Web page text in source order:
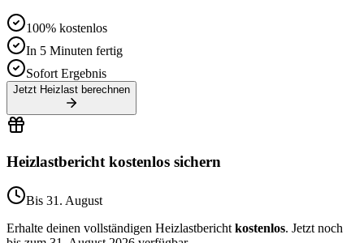
100% kostenlos
In 5 Minuten fertig
Sofort Ergebnis
Jetzt Heizlast berechnen
Heizlastbericht kostenlos sichern
Bis 31. August
Erhalte deinen vollständigen Heizlastbericht kostenlos. Jetzt noch